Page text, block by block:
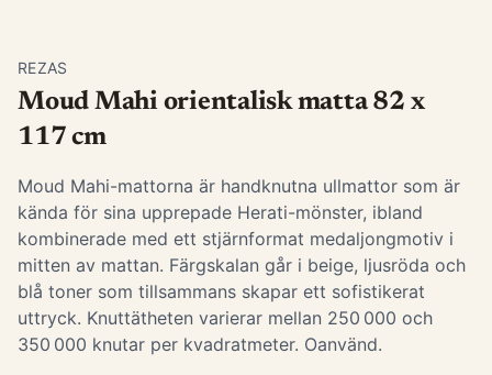
REZAS
Moud Mahi orientalisk matta 82 x
117 cm
Moud Mahi-mattorna är handknutna ullmattor som är
kända för sina upprepade Herati-mönster, ibland
kombinerade med ett stjärnformat medaljongmotiv i
mitten av mattan. Färgskalan går i beige, ljusröda och
blå toner som tillsammans skapar ett sofistikerat
uttryck. Knuttätheten varierar mellan 250 000 och
350 000 knutar per kvadratmeter. Oanvänd.